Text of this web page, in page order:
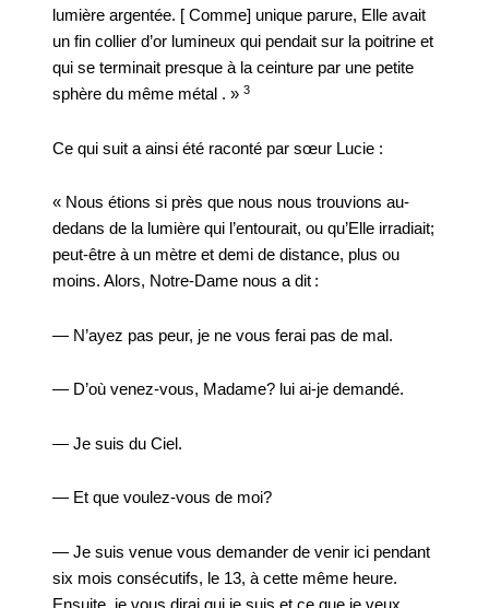
lumière argentée. [ Comme] unique parure, Elle avait
un fin collier d’or lumineux qui pendait sur la poitrine et
qui se terminait presque à la ceinture par une petite
sphère du même métal . » 3
Ce qui suit a ainsi été raconté par sœur Lucie :
« Nous étions si près que nous nous trouvions au-
dedans de la lumière qui l’entourait, ou qu’Elle irradiait;
peut-être à un mètre et demi de distance, plus ou
moins. Alors, Notre-Dame nous a dit :
— N’ayez pas peur, je ne vous ferai pas de mal.
— D’où venez-vous, Madame? lui ai-je demandé.
— Je suis du Ciel.
— Et que voulez-vous de moi?
— Je suis venue vous demander de venir ici pendant
six mois consécutifs, le 13, à cette même heure.